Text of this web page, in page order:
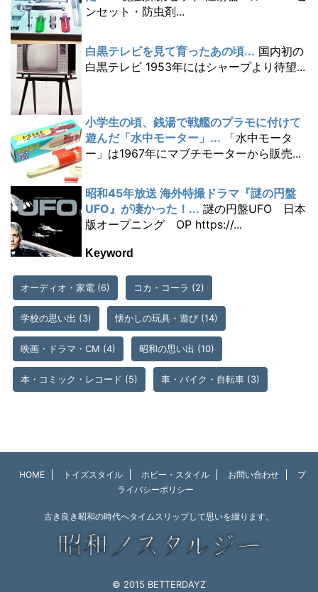
ンセット・防虫剤...
白黒テレビを見て育ったあの頃... 国内初の
白黒テレビ 1953年にはシャープより待望...
小学生の頃、銭湯で戦艦のプラモに付けて
遊んだ「水中モーター」...
「水中モータ
ー」は1967年にマブチモーターから販売...
昭和45年放送 海外特撮ドラマ『謎の円盤
UFO』が凄かった！... 謎の円盤UFO 日本
版オープニング OP https://...
Keyword
オーディオ・家電 (6) コカ・コーラ (2)
学校の思い出 (3) 懐かしの玩具・遊び (14)
映画・ドラマ・CM (4) 昭和の思い出 (10)
本・コミック・レコード (5) 車・バイク・自転車 (3)
HOME トイズスタイル ホビー・スタイル お問い合わせ
プ
ライバシーポリシー
古き良き昭和の時代へタイムスリップして思いを綴ります。
© 2015 BETTERDAYZ